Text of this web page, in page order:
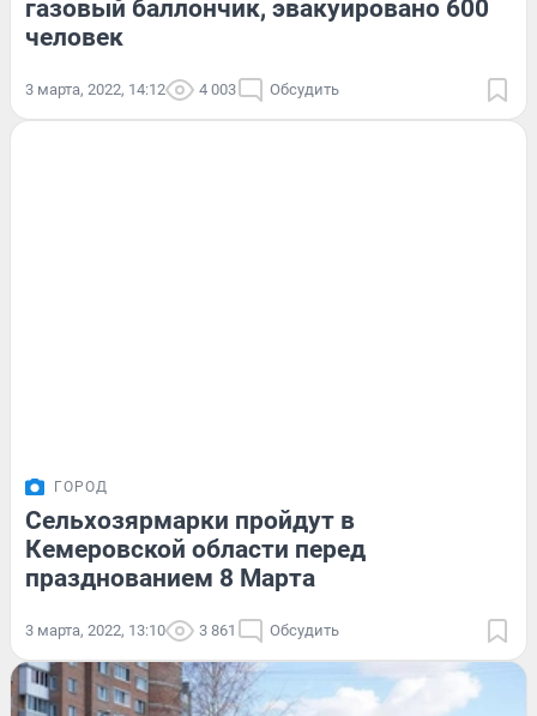
газовый баллончик, эвакуировано 600
человек
3 марта, 2022, 14:12 4 003 Обсудить
ГОРОД
Сельхозярмарки пройдут в
Кемеровской области перед
празднованием 8 Марта
3 марта, 2022, 13:10 3 861 Обсудить